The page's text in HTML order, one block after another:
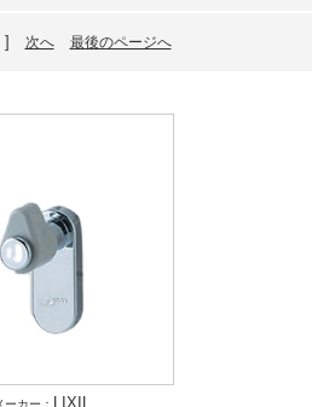
] 次へ 最後のページへ
LIXIL